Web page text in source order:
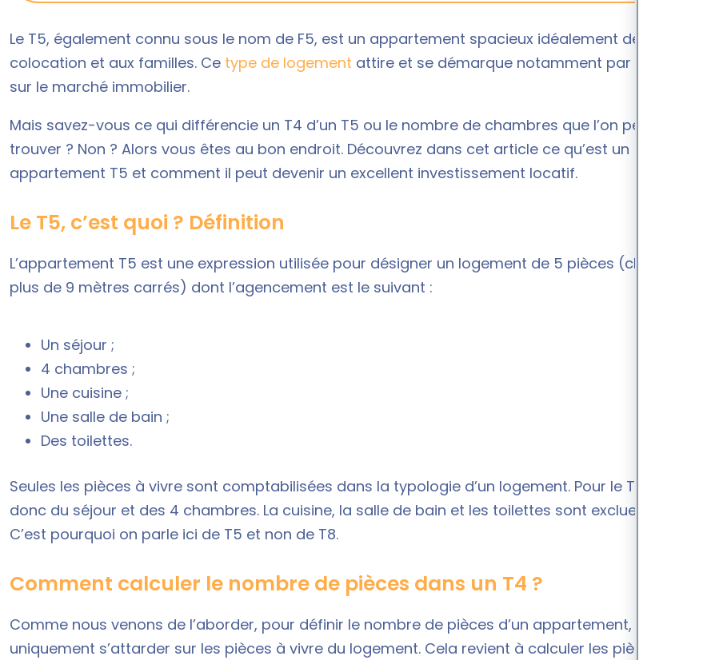
Le T5, également connu sous le nom de F5, est un appartement spacieux idéalement destiné à la
colocation et aux familles. Ce type de logement attire et se démarque notamment par sa rareté
sur le marché immobilier.
Mais savez-vous ce qui différencie un T4 d’un T5 ou le nombre de chambres que l’on peut y
trouver ? Non ? Alors vous êtes au bon endroit. Découvrez dans cet article ce qu’est un
appartement T5 et comment il peut devenir un excellent investissement locatif.
Le T5, c’est quoi ? Définition
L’appartement T5 est une expression utilisée pour désigner un logement de 5 pièces (chacune de
plus de 9 mètres carrés) dont l’agencement est le suivant :
Un séjour ;
4 chambres ;
Une cuisine ;
Une salle de bain ;
Des toilettes.
Seules les pièces à vivre sont comptabilisées dans la typologie d’un logement. Pour le T5 il s’agit
donc du séjour et des 4 chambres. La cuisine, la salle de bain et les toilettes sont exclues du calcul.
C’est pourquoi on parle ici de T5 et non de T8.
Comment calculer le nombre de pièces dans un T4 ?
Comme nous venons de l’aborder, pour définir le nombre de pièces d’un appartement, il faut
uniquement s’attarder sur les pièces à vivre du logement. Cela revient à calculer les pièces